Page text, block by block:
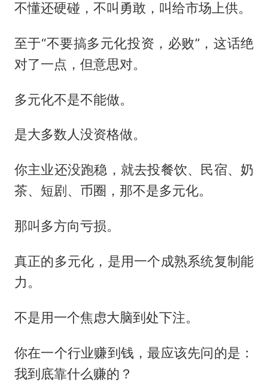
不懂还硬碰，不叫勇敢，叫给市场上供。
至于“不要搞多元化投资，必败”，这话绝
对了一点，但意思对。
多元化不是不能做。
是大多数人没资格做。
你主业还没跑稳，就去投餐饮、民宿、奶
茶、短剧、币圈，那不是多元化。
那叫多方向亏损。
真正的多元化，是用一个成熟系统复制能
力。
不是用一个焦虑大脑到处下注。
你在一个行业赚到钱，最应该先问的是：
我到底靠什么赚的？